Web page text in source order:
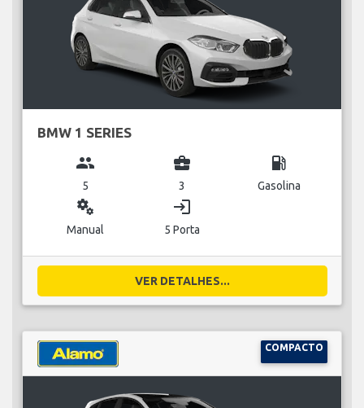
BMW 1 SERIES
group
5
business_center
3
local_gas_station
Gasolina
miscellaneous_services
Manual
login
5 Porta
VER DETALHES...
COMPACTO